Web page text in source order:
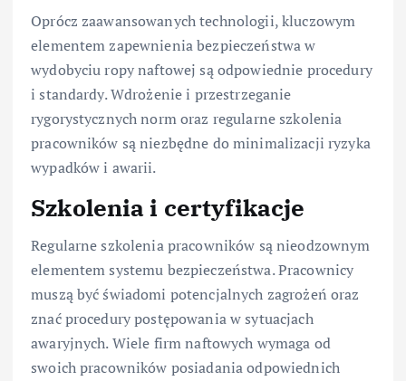
Oprócz zaawansowanych technologii, kluczowym
elementem zapewnienia bezpieczeństwa w
wydobyciu ropy naftowej są odpowiednie procedury
i standardy. Wdrożenie i przestrzeganie
rygorystycznych norm oraz regularne szkolenia
pracowników są niezbędne do minimalizacji ryzyka
wypadków i awarii.
Szkolenia i certyfikacje
Regularne szkolenia pracowników są nieodzownym
elementem systemu bezpieczeństwa. Pracownicy
muszą być świadomi potencjalnych zagrożeń oraz
znać procedury postępowania w sytuacjach
awaryjnych. Wiele firm naftowych wymaga od
swoich pracowników posiadania odpowiednich